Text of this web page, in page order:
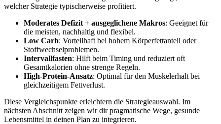
welcher Strategie typischerweise profitiert.
Moderates Defizit + ausgeglichene Makros: Geeignet für
die meisten, nachhaltig und flexibel.
Low Carb: Vorteilhaft bei hohem Körperfettanteil oder
Stoffwechselproblemen.
Intervallfasten: Hilft beim Timing und reduziert oft
Gesamtkalorien ohne strenge Regeln.
High-Protein-Ansatz: Optimal für den Muskelerhalt bei
gleichzeitigem Fettverlust.
Diese Vergleichspunkte erleichtern die Strategieauswahl. Im
nächsten Abschnitt zeigen wir dir pragmatische Wege, gesunde
Lebensmittel in deinen Plan zu integrieren.